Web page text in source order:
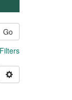
Go